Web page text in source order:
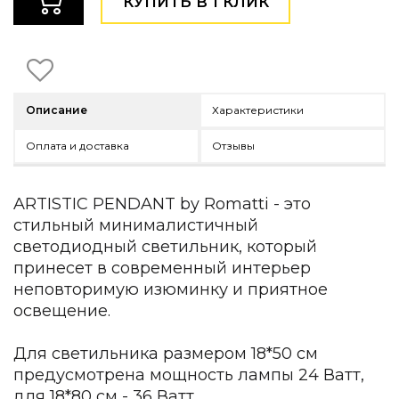
Детская мебель
Коллекции
ARTOPIA — Mid-Century
Подбор, производство и комплектация по вашему
Декор
По типу
Для кухни
Зеркала
Вентиляторы
Ковры
Описание Характеристики
Оплата и доставка Отзывы
ARTISTIC PENDANT by Romatti - это
стильный минималистичный
светодиодный светильник, который
принесет в современный интерьер
неповторимую изюминку и приятное
освещение.
Для светильника размером 18*50 см
предусмотрена мощность лампы 24 Ватт,